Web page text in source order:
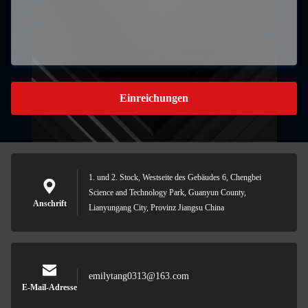
Einreichungen
Anschrift
1. und 2. Stock, Westseite des Gebäudes 6, Chengbei
Science and Technology Park, Guanyun County,
Lianyungang City, Provinz Jiangsu China
E-Mail-Adresse
emilytang0313@163.com